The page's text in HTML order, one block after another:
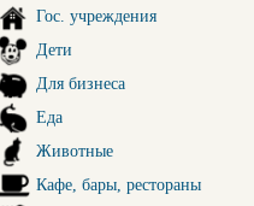
Гос. учреждения
Дети
Для бизнеса
Еда
Животные
Кафе, бары, рестораны